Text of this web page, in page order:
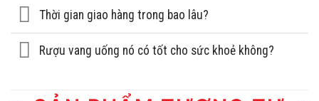
Thời gian giao hàng trong bao lâu?
Rượu vang uống nó có tốt cho sức khoẻ không?